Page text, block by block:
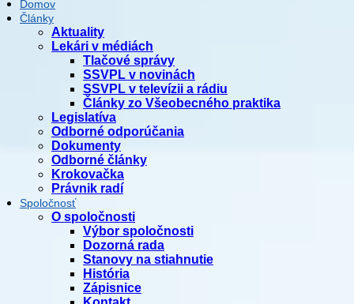
Domov
Články
Aktuality
Lekári v médiách
Tlačové správy
SSVPL v novinách
SSVPL v televízii a rádiu
Články zo Všeobecného praktika
Legislatíva
Odborné odporúčania
Dokumenty
Odborné články
Krokovačka
Právnik radí
Spoločnosť
O spoločnosti
Výbor spoločnosti
Dozorná rada
Stanovy na stiahnutie
História
Zápisnice